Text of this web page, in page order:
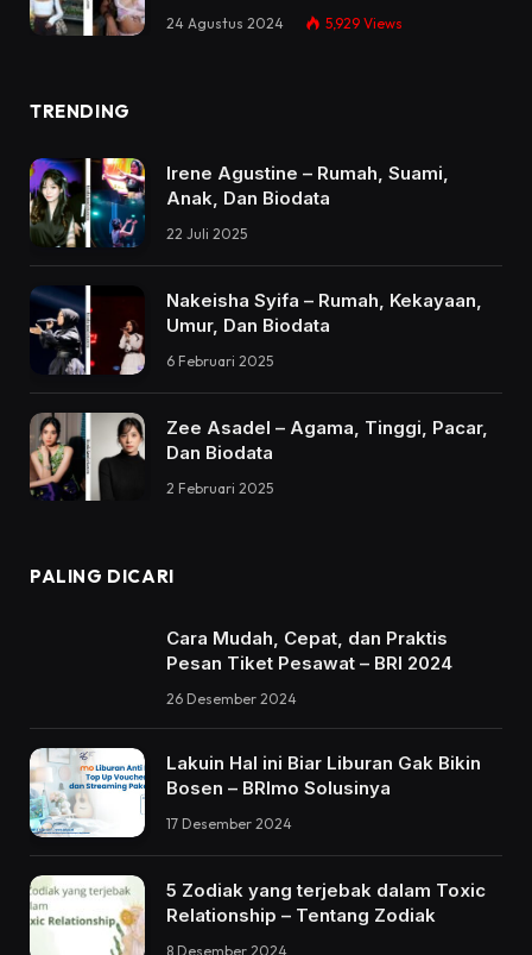
24 Agustus 2024 5,929 Views
TRENDING
Irene Agustine – Rumah, Suami,
Anak, Dan Biodata
22 Juli 2025
Nakeisha Syifa – Rumah, Kekayaan,
Umur, Dan Biodata
6 Februari 2025
Zee Asadel – Agama, Tinggi, Pacar,
Dan Biodata
2 Februari 2025
PALING DICARI
Cara Mudah, Cepat, dan Praktis
Pesan Tiket Pesawat – BRI 2024
26 Desember 2024
Lakuin Hal ini Biar Liburan Gak Bikin
Bosen – BRImo Solusinya
17 Desember 2024
5 Zodiak yang terjebak dalam Toxic
Relationship – Tentang Zodiak
8 Desember 2024